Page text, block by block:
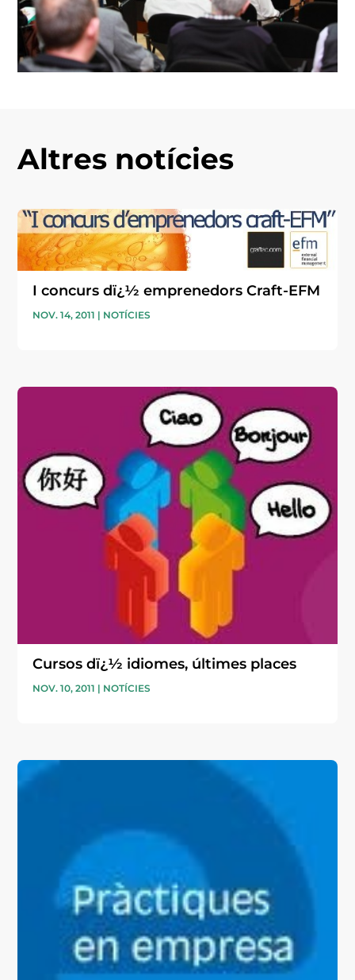
Altres notícies
I concurs dï¿½ emprenedors Craft-EFM
NOV. 14, 2011 | NOTÍCIES
Cursos dï¿½ idiomes, últimes places
NOV. 10, 2011 | NOTÍCIES